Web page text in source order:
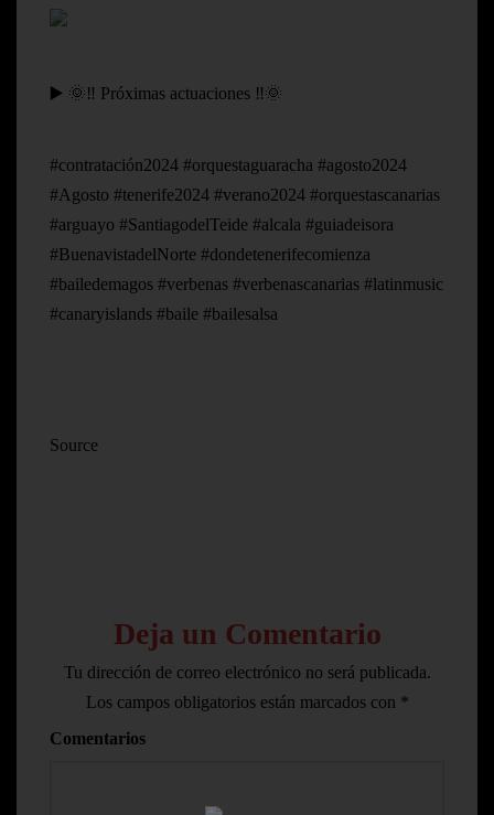
▶️ 🌞‼️ Próximas actuaciones ‼️🌞
#contratación2024 #orquestaguaracha #agosto2024
#Agosto #tenerife2024 #verano2024 #orquestascanarias
#arguayo #SantiagodelTeide #alcala #guiadeisora
#BuenavistadelNorte #dondetenerifecomienza
#bailedemagos #verbenas #verbenascanarias #latinmusic
#canaryislands #baile #bailesalsa
Source
Deja un Comentario
Tu dirección de correo electrónico no será publicada.
Los campos obligatorios están marcados con *
Comentarios